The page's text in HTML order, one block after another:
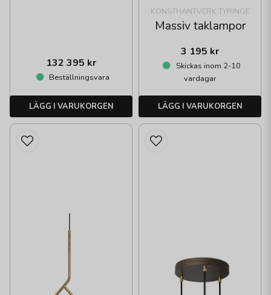
132 395 kr
Beställningsvara
LÄGG I VARUKORGEN
KONSTHANTVERK TYRINGE
Massiv taklampor
3 195 kr
Skickas inom 2-10
vardagar
LÄGG I VARUKORGEN